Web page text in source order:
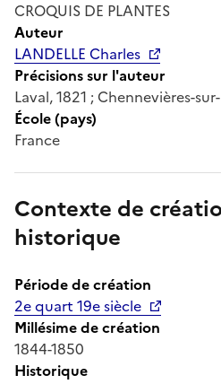
CROQUIS DE PLANTES
Auteur
LANDELLE Charles
Précisions sur l'auteur
Laval, 1821 ; Chennevières-
École (pays)
France
Contexte de
historique
Période de création
2e quart 19e siècle
Millésime de création
1844-1850
Historique